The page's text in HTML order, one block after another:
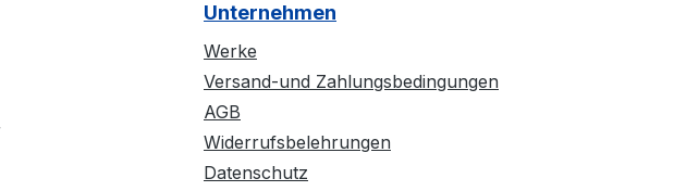
Unternehmen
Werke
Versand-und Zahlungsbedingungen
AGB
Widerrufsbelehrungen
Datenschutz